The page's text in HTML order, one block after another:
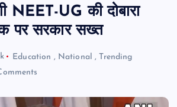
NEET-UG की दोबारा
पर सरकार सख्त
Education , National ,Trending